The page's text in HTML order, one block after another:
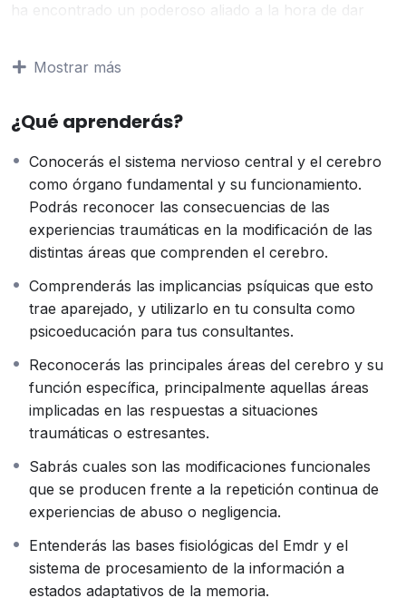
ha encontrado un poderoso aliado a la hora de dar
con la desregulación física y emocional. Las
neurociencias y las neuroimágenes nos han brindado
de nuestro organismo cuando se ve expuesto a
Gracias a ellas en la actualidad sabemos que el cerebro
cambia a distintos niveles para reajustarse frente al
peligro, y podemos explicar cómo el sistema nervioso
se pone en estado de alerta y se adapta para lidiar con
la impredecibilidad de la vida.
“Se han encontrado alteraciones en áreas
subcorticales, que a su vez, interfieren en el
funcionamiento del lóbulo prefrontal y las funciones
interpretar la información de factores emocionales y
sensoriales del trauma, así como alteraciones en el
procesamiento de la información; lo que da como
resultado respuestas desadaptativas ante el
recuerdo del suceso traumático”(Van der Kolk,
2000).
El objetivo de este curso es contribuir al entendimiento
órgano fundamental y su funcionamiento. Reconocer
las consecuencias de las experiencias traumáticas en la
Mostrar más
¿Qué aprenderás?
Conocerás el sistema nervioso central y el cerebro
como órgano fundamental y su funcionamiento.
Podrás reconocer las consecuencias de las
experiencias traumáticas en la modificación de las
distintas áreas que comprenden el cerebro.
Comprenderás las implicancias psíquicas que esto
trae aparejado, y utilizarlo en tu consulta como
psicoeducación para tus consultantes.
Reconocerás las principales áreas del cerebro y su
función específica, principalmente aquellas áreas
implicadas en las respuestas a situaciones
traumáticas o estresantes.
Sabrás cuales son las modificaciones funcionales
que se producen frente a la repetición continua de
experiencias de abuso o negligencia.
Entenderás las bases fisiológicas del Emdr y el
sistema de procesamiento de la información a
estados adaptativos de la memoria.